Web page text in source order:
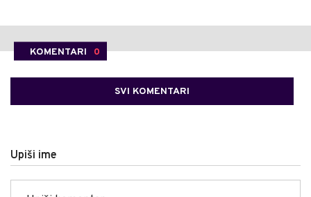
KOMENTARI 0
SVI KOMENTARI
Upiši ime